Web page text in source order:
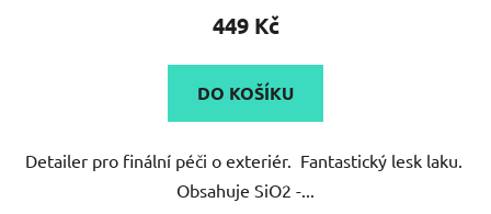
produktu
5,0
z
hvězdiček.
449 Kč
DO KOŠÍKU
Detailer pro finální péči o exteriér. Fantastický lesk laku.
Obsahuje SiO2 -...